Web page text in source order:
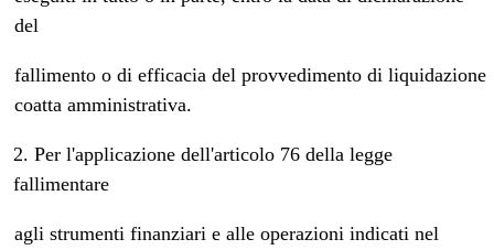
del
fallimento o di efficacia del provvedimento di liquidazione
coatta amministrativa.
2. Per l'applicazione dell'articolo 76 della legge
fallimentare
agli strumenti finanziari e alle operazioni indicati nel